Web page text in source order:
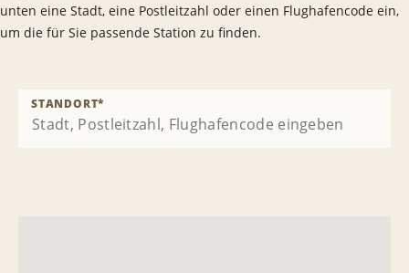
unten eine Stadt, eine Postleitzahl oder einen Flughafencode ein,
um die für Sie passende Station zu finden.
STANDORT*